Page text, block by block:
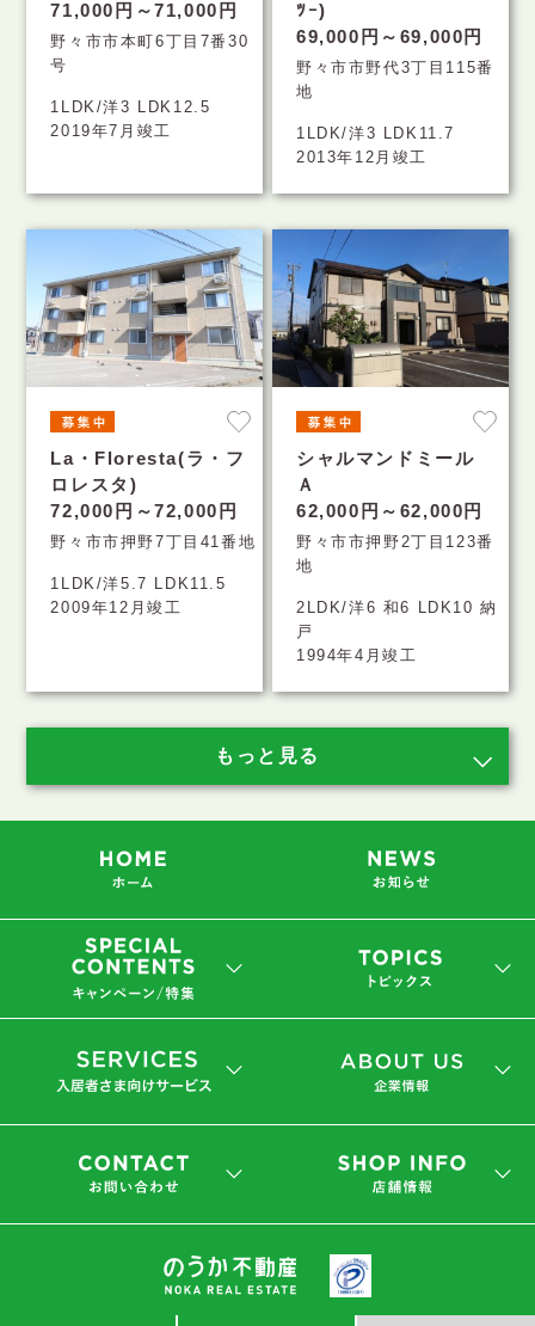
71,000円～71,000円
野々市市本町6丁目7番30
号
1LDK/洋3 LDK12.5
2019年7月竣工
ﾂｰ)
69,000円～69,000円
野々市市野代3丁目115番
地
1LDK/洋3 LDK11.7
2013年12月竣工
La・Floresta(ラ・フ
ロレスタ)
72,000円～72,000円
野々市市押野7丁目41番地
1LDK/洋5.7 LDK11.5
2009年12月竣工
シャルマンドミール
Ａ
62,000円～62,000円
野々市市押野2丁目123番
地
2LDK/洋6 和6 LDK10 納
戸
1994年4月竣工